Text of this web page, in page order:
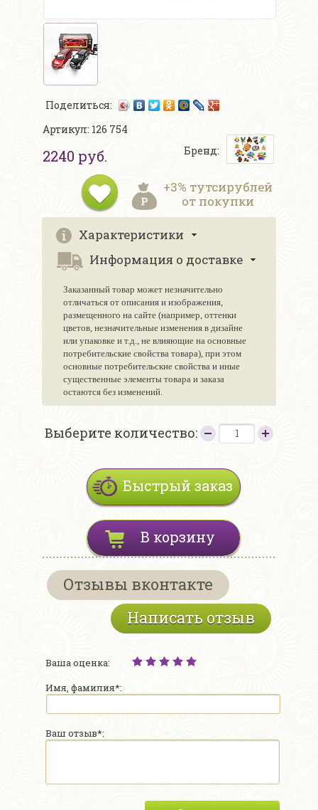
Поделиться:
Артикул: 126 754
2240 руб. Бренд:
+3% тутсирублей
от покупки
Характеристики
Информация о доставке
Заказанный товар может незначительно
отличаться от описания и изображения,
размещенного на сайте (например, оттенки
цветов, незначительные изменения в дизайне
или упаковке и т.д., не влияющие на основные
потребительские свойства товара), при этом
основные потребительские свойства и иные
существенные элементы товара и заказа
остаются без изменений.
Выберите количество:
Быстрый заказ
В корзину
Отзывы вконтакте
Написать отзыв
Ваша оценка:
Имя, фамилия*:
Ваш отзыв*: